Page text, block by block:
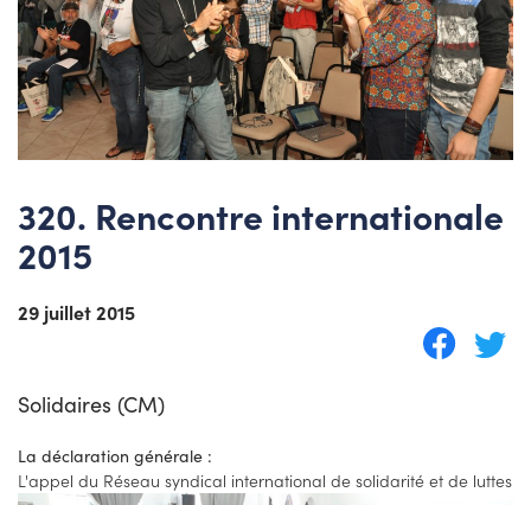
320. Rencontre internationale
2015
29 juillet 2015
Solidaires (CM)
La déclaration générale :
L'appel du Réseau syndical international de solidarité et de luttes